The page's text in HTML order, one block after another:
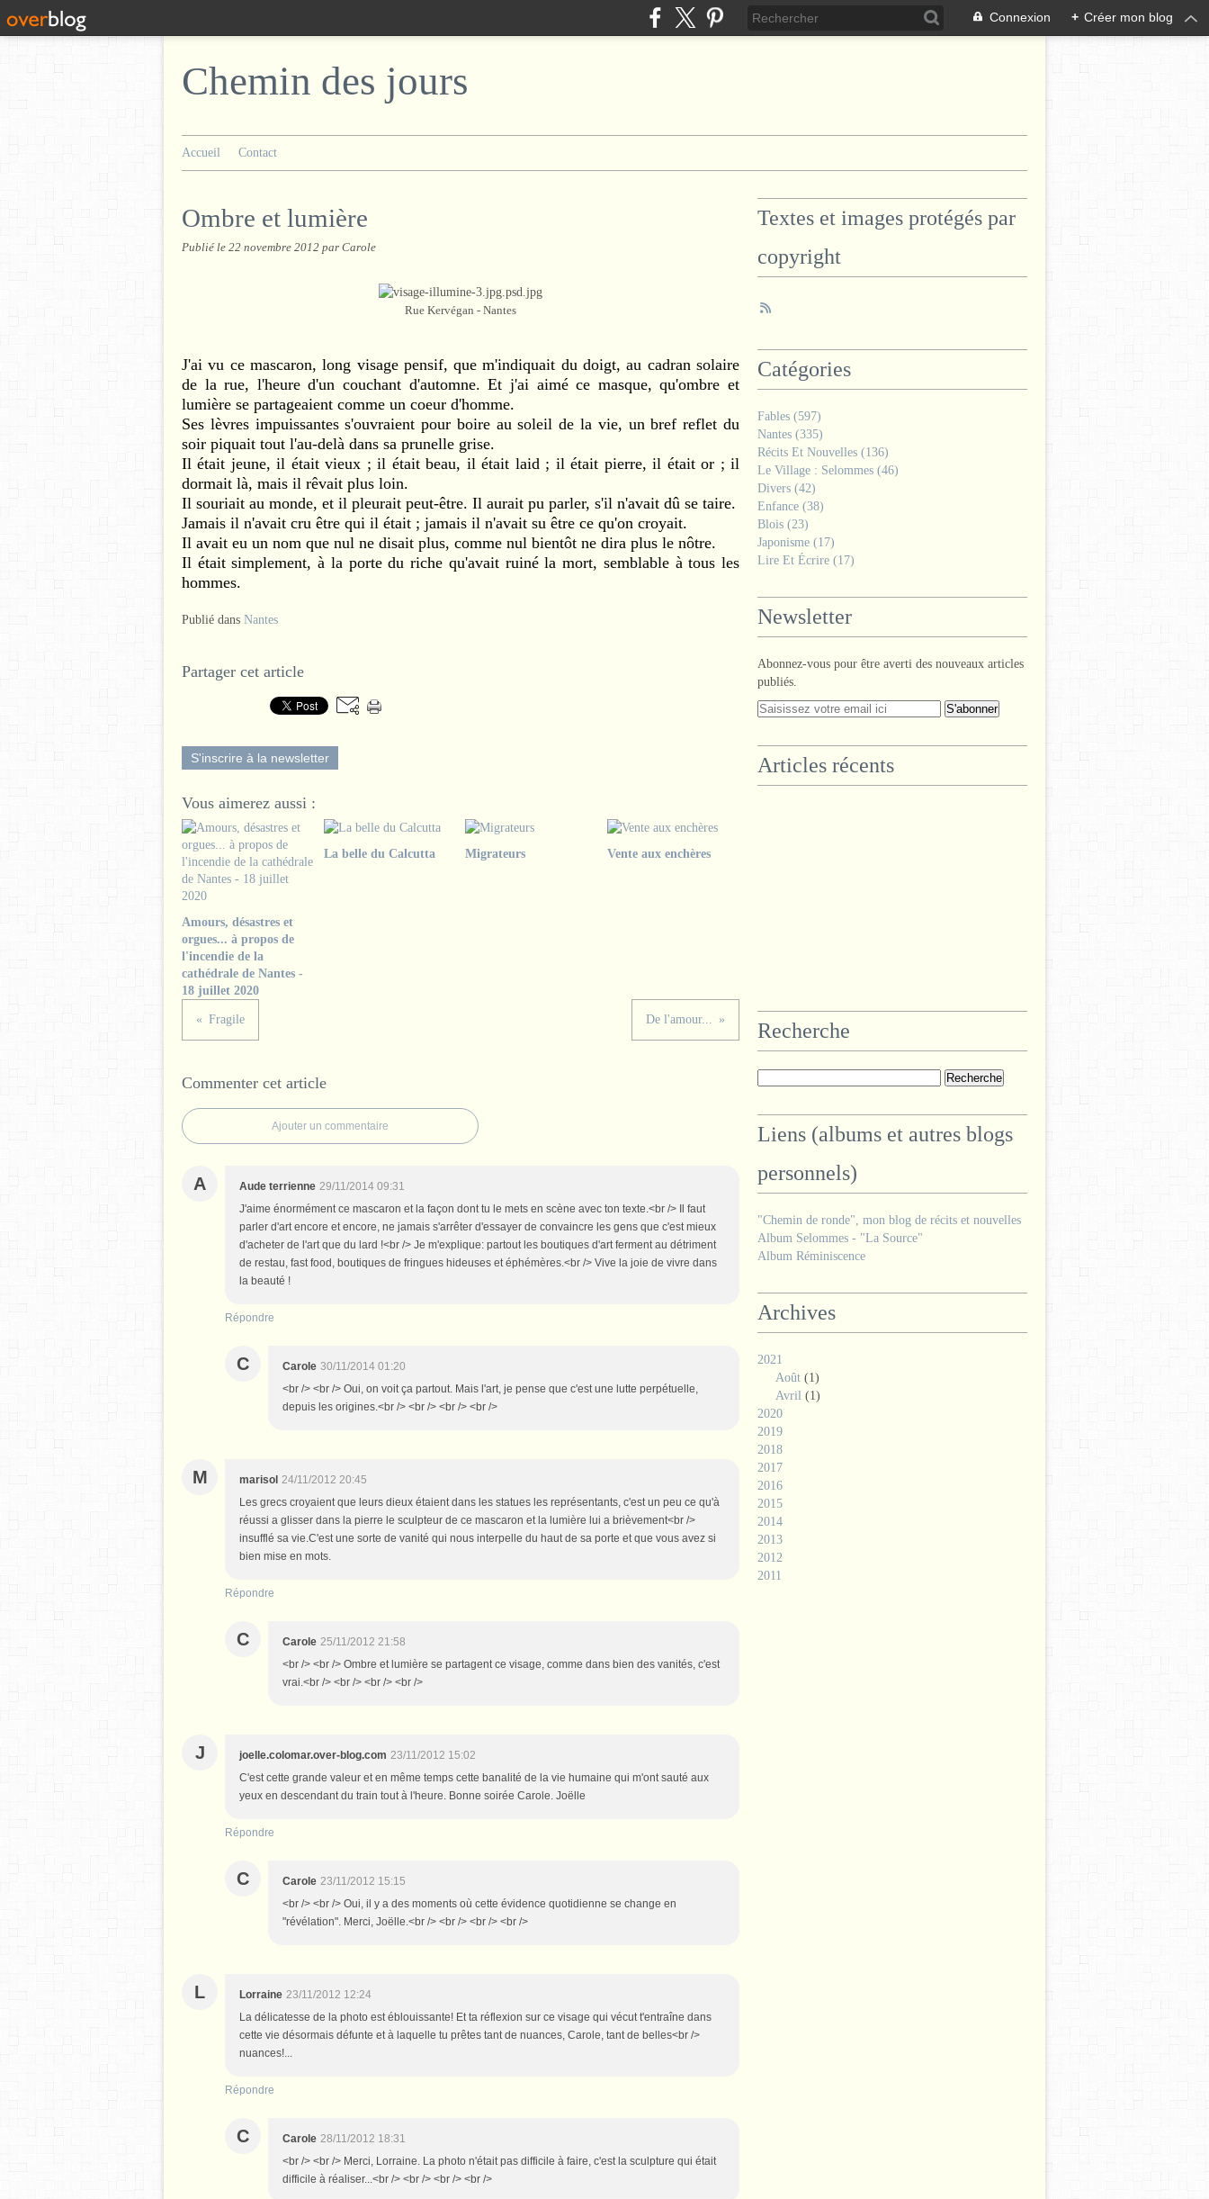
Connexion + Créer mon blog
Chemin des jours
Accueil Contact
Ombre et lumière
Publié le 22 novembre 2012 par Carole
Rue Kervégan - Nantes
J'ai vu ce mascaron, long visage pensif, que m'indiquait du doigt, au cadran solaire
de la rue, l'heure d'un couchant d'automne. Et j'ai aimé ce masque, qu'ombre et
lumière se partageaient comme un coeur d'homme.
Ses lèvres impuissantes s'ouvraient pour boire au soleil de la vie, un bref reflet du
soir piquait tout l'au-delà dans sa prunelle grise.
Il était jeune, il était vieux ; il était beau, il était laid ; il était pierre, il était or ; il
dormait là, mais il rêvait plus loin.
Il souriait au monde, et il pleurait peut-être. Il aurait pu parler, s'il n'avait dû se taire.
Jamais il n'avait cru être qui il était ; jamais il n'avait su être ce qu'on croyait.
Il avait eu un nom que nul ne disait plus, comme nul bientôt ne dira plus le nôtre.
Il était simplement, à la porte du riche qu'avait ruiné la mort, semblable à tous les
hommes.
Publié dans Nantes
Partager cet article
S'inscrire à la newsletter
Vous aimerez aussi :
Amours, désastres et
orgues... à propos de
l'incendie de la
cathédrale de Nantes -
18 juillet 2020
La belle du Calcutta Migrateurs Vente aux enchères
Fragile De l'amour...
Commenter cet article
Ajouter un commentaire
A Aude terrienne 29/11/2014 09:31
J'aime énormément ce mascaron et la façon dont tu le mets en scène avec ton texte.<br /> Il faut
parler d'art encore et encore, ne jamais s'arrêter d'essayer de convaincre les gens que c'est mieux
d'acheter de l'art que du lard !<br /> Je m'explique: partout les boutiques d'art ferment au détriment
de restau, fast food, boutiques de fringues hideuses et éphémères.<br /> Vive la joie de vivre dans
la beauté !
Répondre
C Carole 30/11/2014 01:20
<br /> <br /> Oui, on voit ça partout. Mais l'art, je pense que c'est une lutte perpétuelle,
depuis les origines.<br /> <br /> <br /> <br />
M marisol 24/11/2012 20:45
Les grecs croyaient que leurs dieux étaient dans les statues les représentants, c'est un peu ce qu'à
réussi a glisser dans la pierre le sculpteur de ce mascaron et la lumière lui a brièvement<br />
insufflé sa vie.C'est une sorte de vanité qui nous interpelle du haut de sa porte et que vous avez si
bien mise en mots.
Répondre
C Carole 25/11/2012 21:58
<br /> <br /> Ombre et lumière se partagent ce visage, comme dans bien des vanités, c'est
vrai.<br /> <br /> <br /> <br />
J joelle.colomar.over-blog.com 23/11/2012 15:02
C'est cette grande valeur et en même temps cette banalité de la vie humaine qui m'ont sauté aux
yeux en descendant du train tout à l'heure. Bonne soirée Carole. Joëlle
Répondre
C Carole 23/11/2012 15:15
<br /> <br /> Oui, il y a des moments où cette évidence quotidienne se change en
"révélation". Merci, Joëlle.<br /> <br /> <br /> <br />
L Lorraine 23/11/2012 12:24
La délicatesse de la photo est éblouissante! Et ta réflexion sur ce visage qui vécut t'entraîne dans
cette vie désormais défunte et à laquelle tu prêtes tant de nuances, Carole, tant de belles<br />
nuances!...
Répondre
C Carole 28/11/2012 18:31
<br /> <br /> Merci, Lorraine. La photo n'était pas difficile à faire, c'est la sculpture qui était
difficile à réaliser...<br /> <br /> <br /> <br />
Textes et images protégés par
copyright
Catégories
Fables (597)
Nantes (335)
Récits Et Nouvelles (136)
Le Village : Selommes (46)
Divers (42)
Enfance (38)
Blois (23)
Japonisme (17)
Lire Et Écrire (17)
Newsletter
Abonnez-vous pour être averti des nouveaux articles
publiés.
Articles récents
Recherche
Liens (albums et autres blogs
personnels)
"Chemin de ronde", mon blog de récits et nouvelles
Album Selommes - "La Source"
Album Réminiscence
Archives
2021
Août (1)
Avril (1)
2020
2019
2018
2017
2016
2015
2014
2013
2012
2011